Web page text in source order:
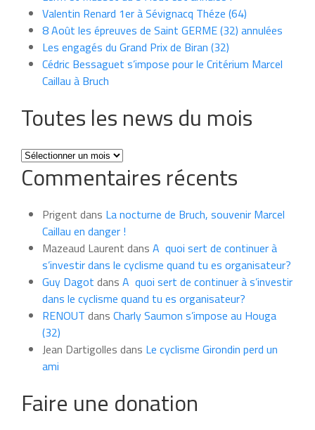
Valentin Renard 1er à Sévignacq Théze (64)
8 Août les épreuves de Saint GERME (32) annulées
Les engagés du Grand Prix de Biran (32)
Cédric Bessaguet s’impose pour le Critérium Marcel
Caillau à Bruch
Toutes les news du mois
Toutes
les
news
mois
Commentaires récents
Prigent dans La nocturne de Bruch, souvenir Marcel
Caillau en danger !
Mazeaud Laurent dans A quoi sert de continuer à
s’investir dans le cyclisme quand tu es organisateur?
Guy Dagot dans A quoi sert de continuer à s’investir
dans le cyclisme quand tu es organisateur?
RENOUT dans Charly Saumon s’impose au Houga
(32)
Jean Dartigolles dans Le cyclisme Girondin perd un
ami
Faire une donation